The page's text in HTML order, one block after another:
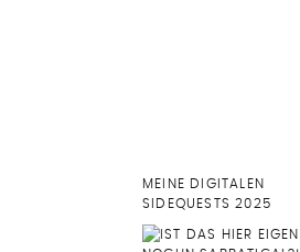
MEINE DIGITALEN
SIDEQUESTS 2025